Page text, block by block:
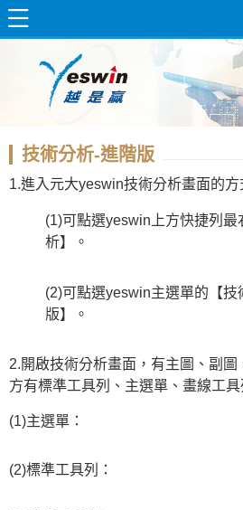
技術分析-進階版
1.進入元大yeswin技術分析畫面的方
(1)可點選yeswin上方快捷列最
析】。
(2)可點選yeswin主選單的【
版】。
2.開啟技術分析畫面，有主圖、副圖
方有標準工具列、主選單、畫線工
(1)主選單：
(2)標準工具列：